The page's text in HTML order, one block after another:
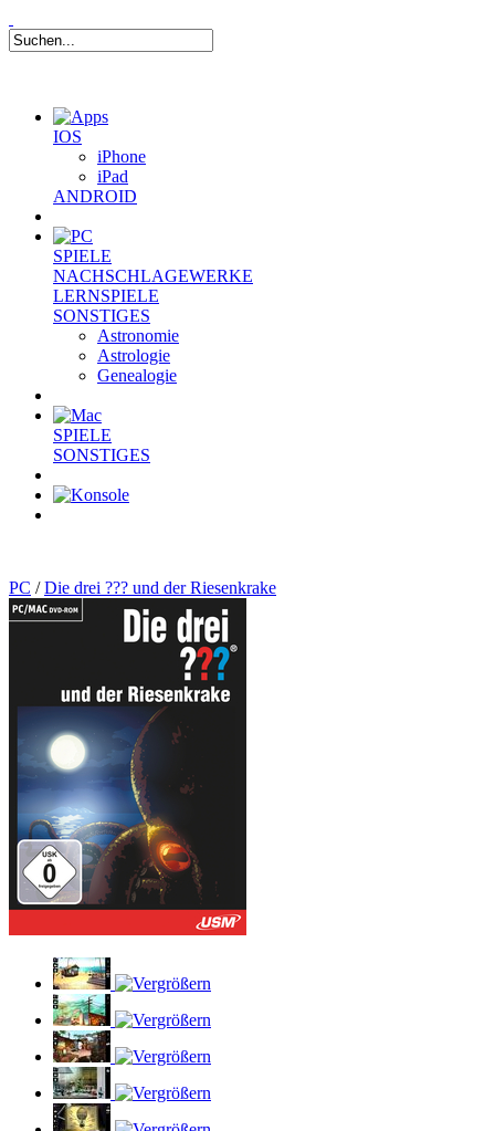
IOS
iPhone
iPad
ANDROID
SPIELE
NACHSCHLAGEWERKE
LERNSPIELE
SONSTIGES
Astronomie
Astrologie
Genealogie
SPIELE
SONSTIGES
PC /Die drei ??? und der Riesenkrake